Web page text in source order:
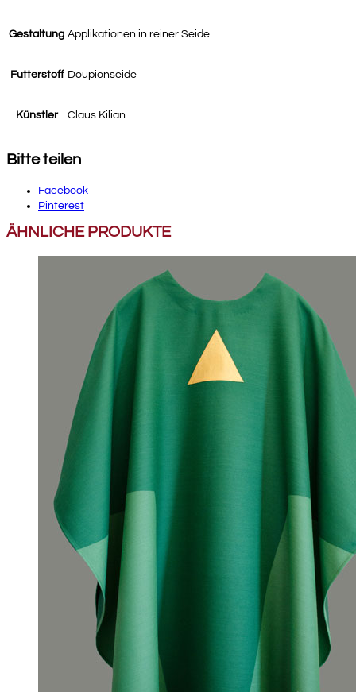
Gestaltung Applikationen in reiner Seide
Futterstoff Doupionseide
Künstler Claus Kilian
Bitte teilen
Facebook
Pinterest
ÄHNLICHE PRODUKTE